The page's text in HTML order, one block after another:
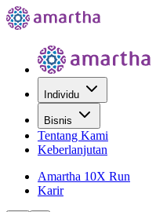
Individu
Bisnis
Tentang Kami
Keberlanjutan
Amartha 10X Run
Karir